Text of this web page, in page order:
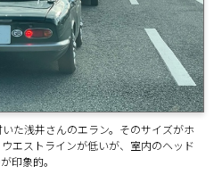
た浅井さんのエラン。そのサイズがホ
エストラインが低いが、室内のヘッド
印象的。